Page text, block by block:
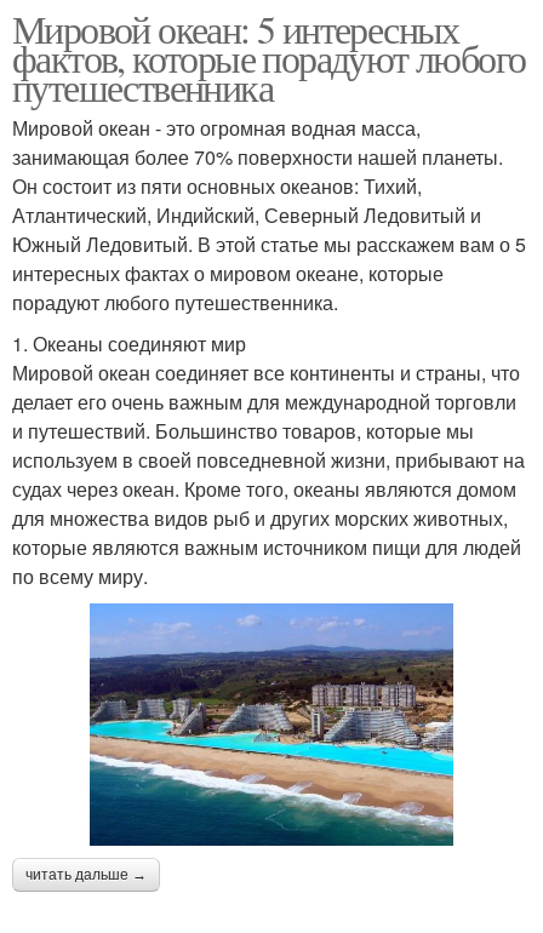
Мировой океан: 5 интересных
фактов, которые порадуют любого
путешественника
Мировой океан - это огромная водная масса,
занимающая более 70% поверхности нашей планеты.
Он состоит из пяти основных океанов: Тихий,
Атлантический, Индийский, Северный Ледовитый и
Южный Ледовитый. В этой статье мы расскажем вам о 5
интересных фактах о мировом океане, которые
порадуют любого путешественника.
1. Океаны соединяют мир
Мировой океан соединяет все континенты и страны, что
делает его очень важным для международной торговли
и путешествий. Большинство товаров, которые мы
используем в своей повседневной жизни, прибывают на
судах через океан. Кроме того, океаны являются домом
для множества видов рыб и других морских животных,
которые являются важным источником пищи для людей
по всему миру.
читать дальше →